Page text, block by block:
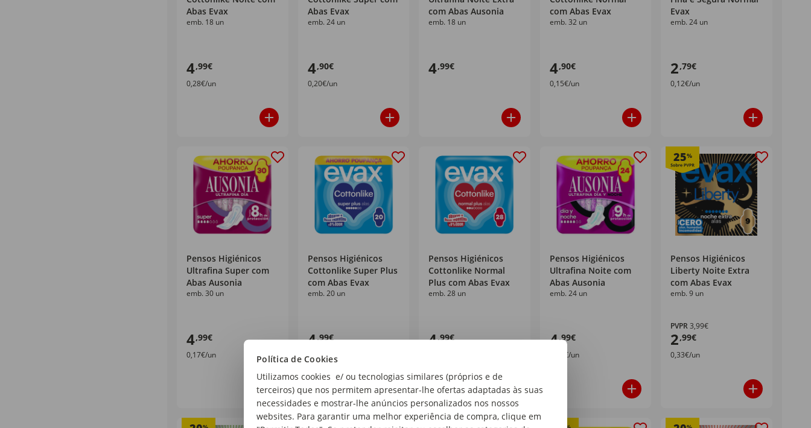
Política de Cookies
Utilizamos cookies e/ ou tecnologias similares (próprios e de
terceiros) que nos permitem apresentar-lhe ofertas adaptadas às suas
necessidades e mostrar-lhe anúncios personalizados nos nossos
websites. Para garantir uma melhor experiência de compra, clique em
Abas Evax
emb. 18 un
4,99€
0,28€/un
Abas Evax
emb. 24 un
4,90€
0,20€/un
com Abas Ausonia
emb. 18 un
4,99€
com Abas Evax
emb. 32 un
4,90€
0,15€/un
Evax
emb. 24 un
2,79€
0,12€/un
Pensos Higiénicos
Ultrafina Super com
Abas Ausonia
emb. 30 un
4,99€
0,17€/un
Pensos Higiénicos
Cottonlike Super Plus
com Abas Evax
emb. 20 un
4,99€
0,25€/un
Pensos Higiénicos
Cottonlike Normal
Plus com Abas Evax
emb. 28 un
4,99€
Pensos Higiénicos
Ultrafina Noite com
Abas Ausonia
emb. 24 un
4,99€
0,21€/un
25%
Pensos Higiénicos
Liberty Noite Extra
com Abas Evax
emb. 9 un
PVPR3,99€
2,99€
0,33€/un